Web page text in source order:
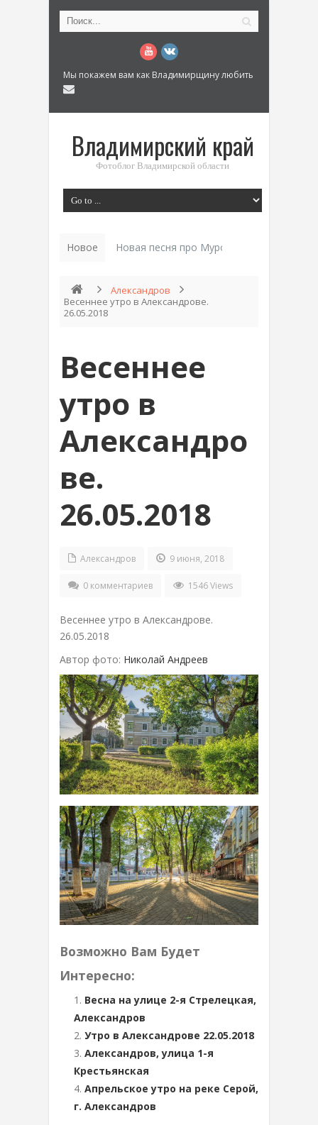
Мы покажем вам как Владимирщину любить
Владимирский край
Фотоблог Владимирской области
Новое Новая песня про Муром: «Былинный
Александров
Весеннее утро в Александрове.
26.05.2018
Весеннее
утро в
Александро
ве.
26.05.2018
Александров 9 июня, 2018
0 комментариев 1546 Views
Весеннее утро в Александрове.
26.05.2018
Автор фото: Николай Андреев
Возможно Вам Будет
Интересно:
Весна на улице 2-я Стрелецкая,
Александров
Утро в Александрове 22.05.2018
Александров, улица 1-я
Крестьянская
Апрельское утро на реке Серой,
г. Александров